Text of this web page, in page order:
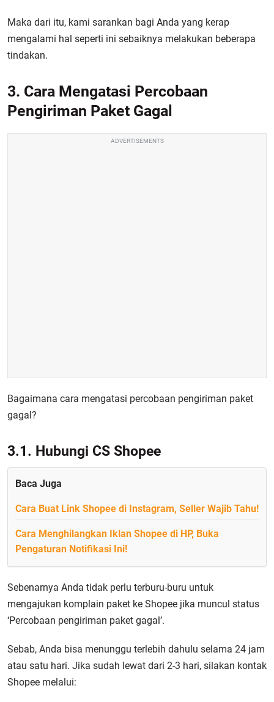
Maka dari itu, kami sarankan bagi Anda yang kerap
mengalami hal seperti ini sebaiknya melakukan beberapa
tindakan.
3. Cara Mengatasi Percobaan
Pengiriman Paket Gagal
ADVERTISEMENTS
Bagaimana cara mengatasi percobaan pengiriman paket
gagal?
3.1. Hubungi CS Shopee
Baca Juga
Cara Buat Link Shopee di Instagram, Seller Wajib Tahu!
Cara Menghilangkan Iklan Shopee di HP, Buka
Pengaturan Notifikasi Ini!
Sebenarnya Anda tidak perlu terburu-buru untuk
mengajukan komplain paket ke Shopee jika muncul status
‘Percobaan pengiriman paket gagal’.
Sebab, Anda bisa menunggu terlebih dahulu selama 24 jam
atau satu hari. Jika sudah lewat dari 2-3 hari, silakan kontak
Shopee melalui: